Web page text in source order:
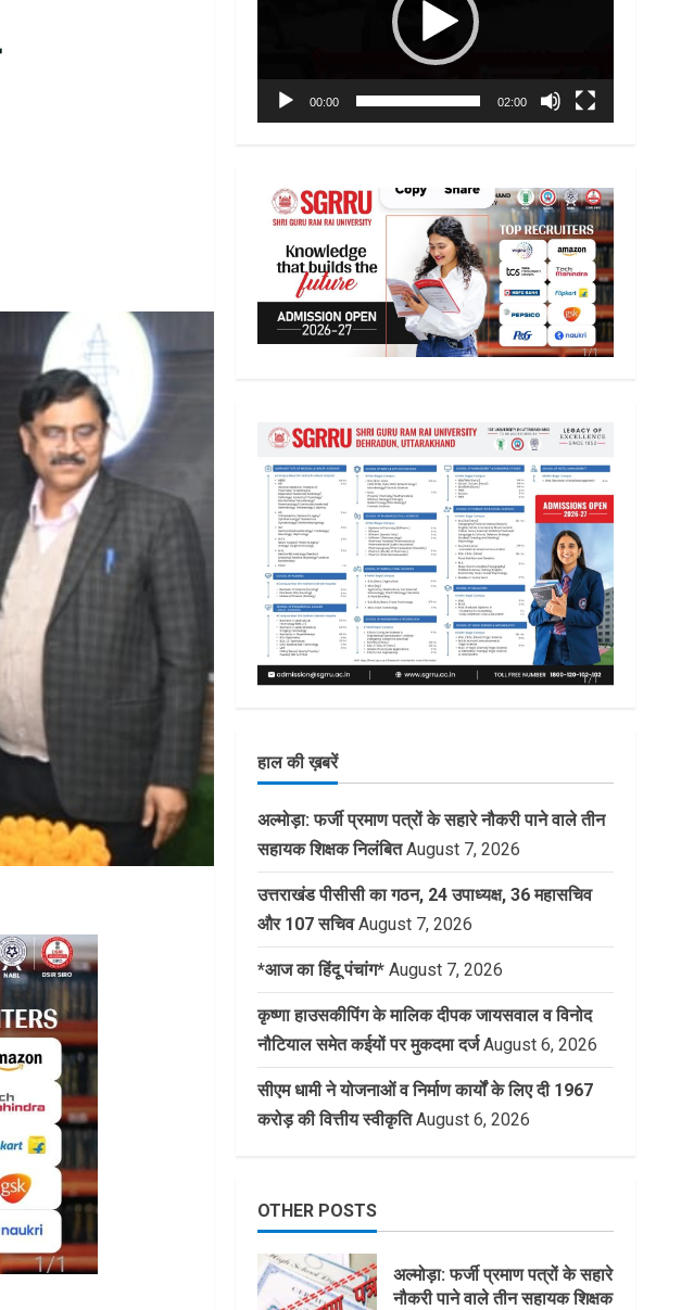
00:00 02:00
हाल की ख़बरें
अल्मोड़ा: फर्जी प्रमाण पत्रों के सहारे नौकरी पाने वाले तीन
सहायक शिक्षक निलंबित August 7, 2026
उत्तराखंड पीसीसी का गठन, 24 उपाध्यक्ष, 36 महासचिव
और 107 सचिव August 7, 2026
*आज का हिंदू पंचांग* August 7, 2026
कृष्णा हाउसकीपिंग के मालिक दीपक जायसवाल व विनोद
नौटियाल समेत कईयों पर मुकदमा दर्ज August 6, 2026
सीएम धामी ने योजनाओं व निर्माण कार्यों के लिए दी 1967
करोड़ की वित्तीय स्वीकृति August 6, 2026
OTHER POSTS
अल्मोड़ा: फर्जी प्रमाण पत्रों के सहारे
नौकरी पाने वाले तीन सहायक शिक्षक